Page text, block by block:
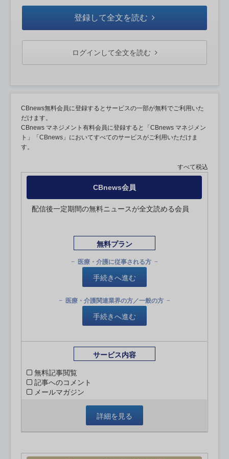
登録して全文を読む
ログインして全文を読む
CBnews無料会員に登録するとサービスの一部が無料でご利用いた
だけます。
CBnews マネジメント有料会員に登録すると「CBnews マネジメン
ト」「CBnews」においてすべてのサービスがご利用いただけま
す。
すべて税込
CBnews会員
配信後一定期間の無料ニュースが全文読める会員
無料プラン
医療・介護に従事される方
手続きへ進む
医療・介護関連業界の方／一般の方
手続きへ進む
サービス内容
無料記事閲覧
記事へのコメント
メールマガジン
詳細を見る